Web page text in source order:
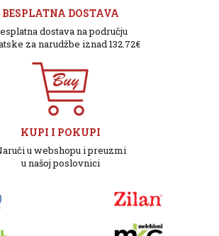
BESPLATNA DOSTAVA
dostava na području
za narudžbe iznad 132.72€
KUPI I POKUPI
u webshopu i preuzmi
u našoj poslovnici